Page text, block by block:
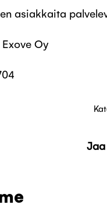
asiakkaita
Oy